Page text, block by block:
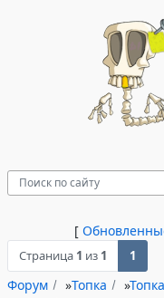
[
Страница 1 из 1 1
Форум
»Топка »Топка